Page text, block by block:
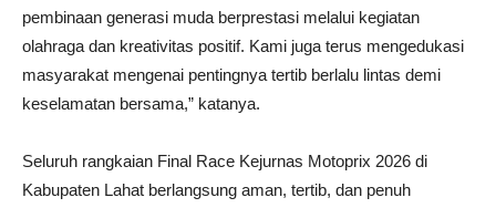
pembinaan generasi muda berprestasi melalui kegiatan
olahraga dan kreativitas positif. Kami juga terus mengedukasi
masyarakat mengenai pentingnya tertib berlalu lintas demi
keselamatan bersama,” katanya.
Seluruh rangkaian Final Race Kejurnas Motoprix 2026 di
Kabupaten Lahat berlangsung aman, tertib, dan penuh